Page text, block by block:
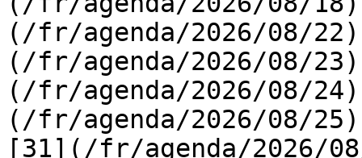
(/fr/agenda/2026/08/
(/fr/agenda/2026/08/
(/fr/agenda/2026/08/
(/fr/agenda/2026/08/
[31](/fr/agenda/